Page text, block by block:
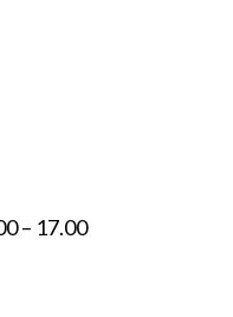
– 17.00